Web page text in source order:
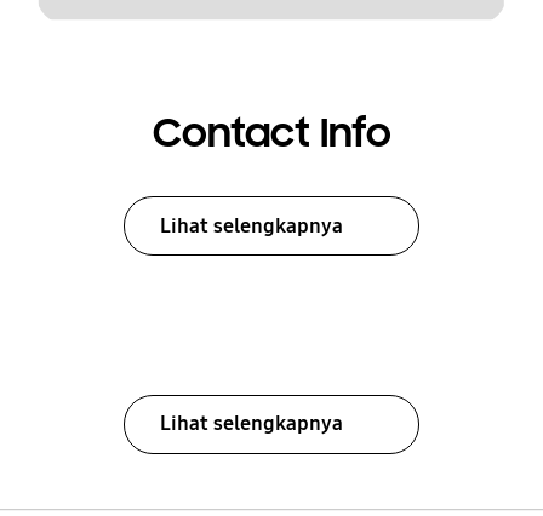
Contact Info
Lihat selengkapnya
Lihat selengkapnya